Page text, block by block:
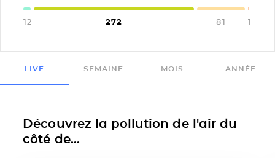
12 272 81 1
LIVE SEMAINE MOIS ANNÉE
Découvrez la pollution de l'air du
côté de...